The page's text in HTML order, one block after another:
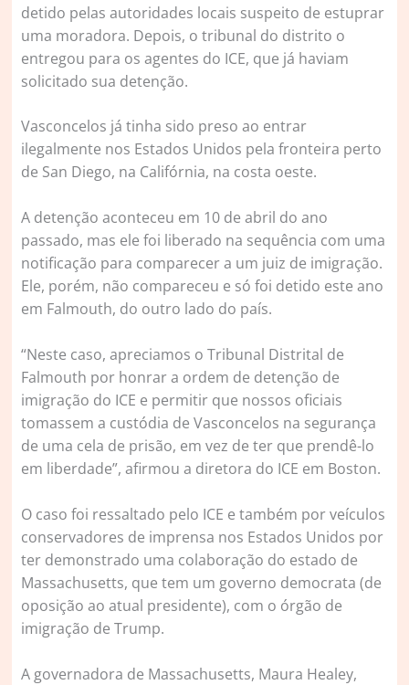
detido pelas autoridades locais suspeito de estuprar
uma moradora. Depois, o tribunal do distrito o
entregou para os agentes do ICE, que já haviam
solicitado sua detenção.
Vasconcelos já tinha sido preso ao entrar
ilegalmente nos Estados Unidos pela fronteira perto
de San Diego, na Califórnia, na costa oeste.
A detenção aconteceu em 10 de abril do ano
passado, mas ele foi liberado na sequência com uma
notificação para comparecer a um juiz de imigração.
Ele, porém, não compareceu e só foi detido este ano
em Falmouth, do outro lado do país.
“Neste caso, apreciamos o Tribunal Distrital de
Falmouth por honrar a ordem de detenção de
imigração do ICE e permitir que nossos oficiais
tomassem a custódia de Vasconcelos na segurança
de uma cela de prisão, em vez de ter que prendê-lo
em liberdade”, afirmou a diretora do ICE em Boston.
O caso foi ressaltado pelo ICE e também por veículos
conservadores de imprensa nos Estados Unidos por
ter demonstrado uma colaboração do estado de
Massachusetts, que tem um governo democrata (de
oposição ao atual presidente), com o órgão de
imigração de Trump.
A governadora de Massachusetts, Maura Healey,